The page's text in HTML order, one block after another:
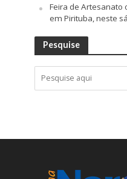
Feira de Artesanato
em Pirituba, neste
Pesquise